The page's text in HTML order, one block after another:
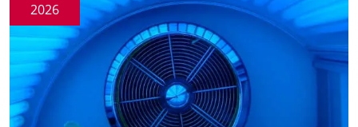
2026